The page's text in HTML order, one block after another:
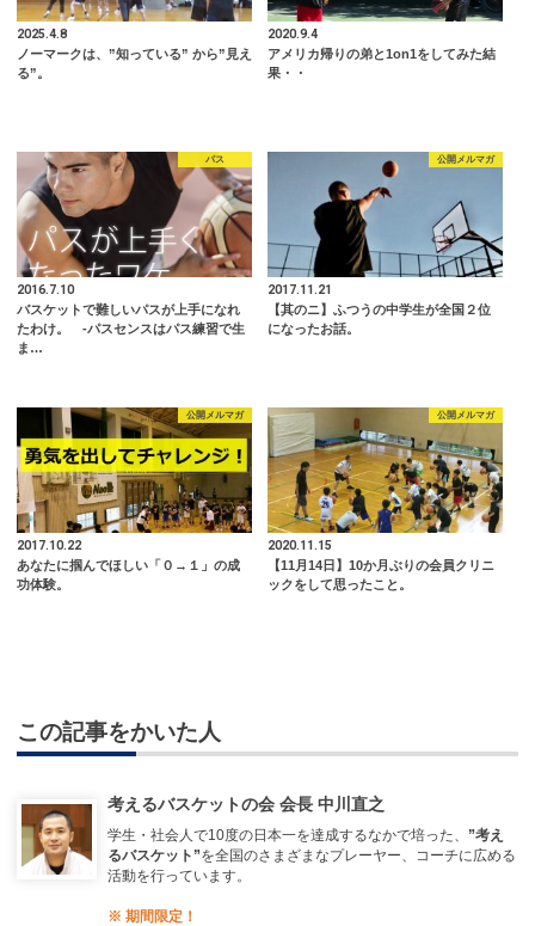
2025.4.8
ノーマークは、”知っている” から”見え
る”。
2020.9.4
アメリカ帰りの弟と1on1をしてみた結
果・・
パス
2016.7.10
バスケットで難しいパスが上手になれ
たわけ。 -パスセンスはパス練習で生
ま…
公開メルマガ
2017.11.21
【其のニ】ふつうの中学生が全国２位
になったお話。
公開メルマガ
2017.10.22
あなたに掴んでほしい「０→１」の成
功体験。
公開メルマガ
2020.11.15
【11月14日】10か月ぶりの会員クリニ
ックをして思ったこと。
この記事をかいた人
考えるバスケットの会 会長 中川直之
学生・社会人で10度の日本一を達成するなかで培った、 ”考え
るバスケット”を全国のさまざまなプレーヤー、コーチに広める
活動を行っています。
※ 期間限定！